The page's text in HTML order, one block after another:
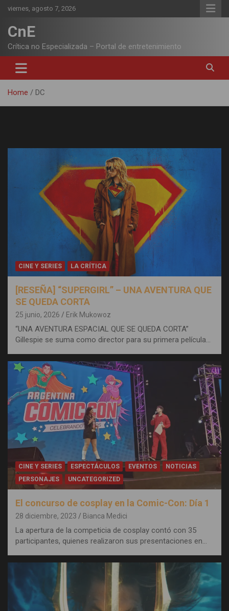
Skip
content
viernes, agosto 7, 2026
CnE
Crítica no Especializada – Portal de entretenimiento
Home DC
CINE Y SERIES LA CRÍTICA
[RESEÑA] “SUPERGIRL” – UNA AVENTURA QUE
SE QUEDA CORTA
25 junio, 2026 Erik Mukowoz
“UNA AVENTURA ESPACIAL QUE SE QUEDA CORTA”
Gillespie se suma como director para su primera película…
CINE Y SERIES ESPECTÁCULOS EVENTOS
NOTICIAS
PERSONAJES
UNCATEGORIZED
El concurso de cosplay en la Comic-Con: Día 1
28 diciembre, 2023 Bianca Medici
La apertura de la competicia de cosplay contó con 35
participantes, quienes realizaron sus presentaciones en…